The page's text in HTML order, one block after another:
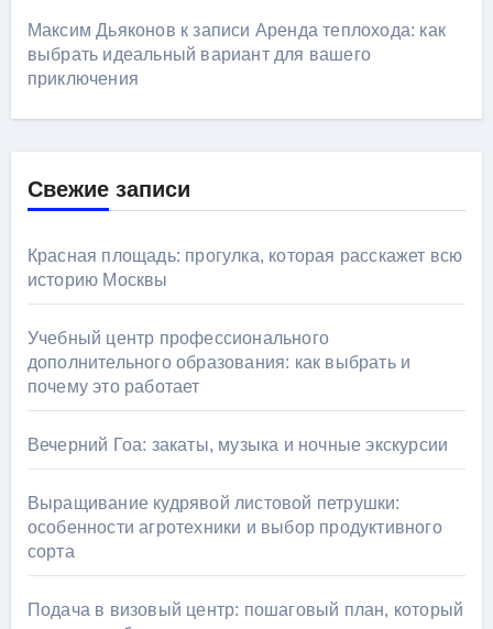
Максим Дьяконов к записи Аренда теплохода: как
выбрать идеальный вариант для вашего
приключения
Свежие записи
Красная площадь: прогулка, которая расскажет всю
историю Москвы
Учебный центр профессионального
дополнительного образования: как выбрать и
почему это работает
Вечерний Гоа: закаты, музыка и ночные экскурсии
Выращивание кудрявой листовой петрушки:
особенности агротехники и выбор продуктивного
сорта
Подача в визовый центр: пошаговый план, который